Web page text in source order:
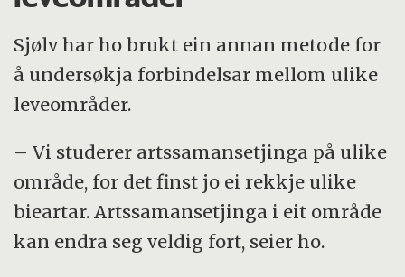
Sjølv har ho brukt ein annan metode for
å undersøkja forbindelsar mellom ulike
leveområder.
– Vi studerer artssamansetjinga på ulike
område, for det finst jo ei rekkje ulike
bieartar. Artssamansetjinga i eit område
kan endra seg veldig fort, seier ho.